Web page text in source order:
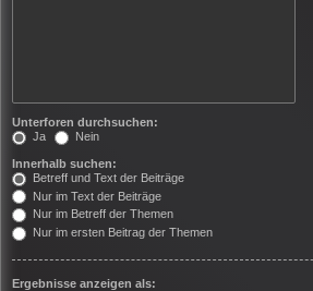
Unterforen durchsuchen:
Ja
Nein
Innerhalb suchen:
Betreff und Text der Beiträge
Nur im Text der Beiträge
Nur im Betreff der Themen
Nur im ersten Beitrag der Themen
Ergebnisse anzeigen als: